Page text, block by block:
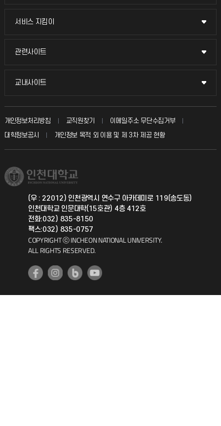
교무회의방송
입학안내
취업정보(학생)
서비스 지킴이
서비스 지킴이
묻고 답하기
칭찬마당
학생서비스 지킴이
관련사이트
관련사이트
국방헬프콜
총동문회
교내사이트
교내사이트
교수회
교육혁신본부
국제지원과
공자아카데미
기초교육원
개인정보처리방침 교직원찾기
이메일주소 무단수집거부
대학정보공시
개인정보 목적 외 이용 및 제 3차 제공 현황
(우 : 22012) 인천광역시 연수구 아카데미로 119(송도동)
인천대학교 인문대학(15호관) 4층 412호
전화:032) 835-8150
팩스:032) 835-0757
COPYRIGHT ⓒ INCHEON NATIONAL UNIVERSITY.
ALL RIGHTS RESERVED.